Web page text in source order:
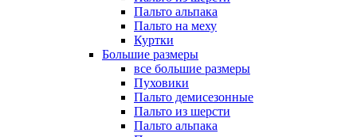
Пальто альпака
Пальто на меху
Куртки
Большие размеры
все большие размеры
Пуховики
Пальто демисезонные
Пальто из шерсти
Пальто альпака